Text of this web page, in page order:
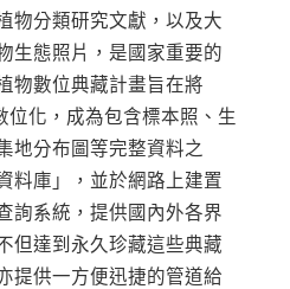
物分類研究文獻，以及大
生態照片，是國家重要的
物數位典藏計畫旨在將
位化，成為包含標本照、生
地分布圖等完整資料之
料庫」，並於網路上建置
詢系統，提供國內外各界
但達到永久珍藏這些典藏
提供一方便迅捷的管道給